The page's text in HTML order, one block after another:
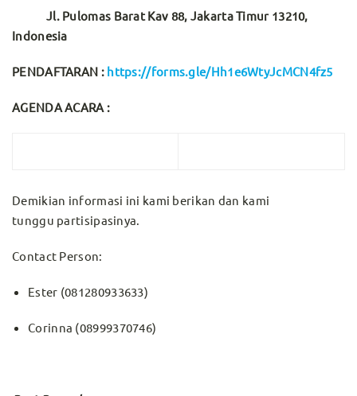
Jl. Pulomas Barat Kav 88, Jakarta Timur 13210,
Indonesia
PENDAFTARAN : https://forms.gle/Hh1e6WtyJcMCN4fz5
AGENDA ACARA :
Demikian informasi ini kami berikan dan kami
tunggu partisipasinya.
Contact Person:
Ester (081280933633)
Corinna (08999370746)